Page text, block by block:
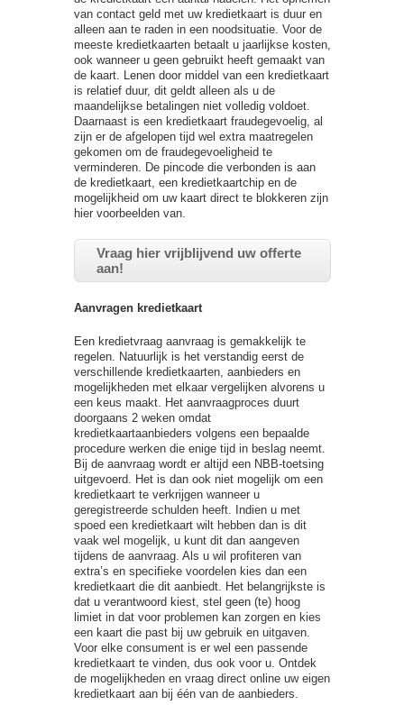
van contact geld met uw kredietkaart is duur en
alleen aan te raden in een noodsituatie. Voor de
meeste kredietkaarten betaalt u jaarlijkse kosten,
ook wanneer u geen gebruikt heeft gemaakt van
de kaart. Lenen door middel van een kredietkaart
is relatief duur, dit geldt alleen als u de
maandelijkse betalingen niet volledig voldoet.
Daarnaast is een kredietkaart fraudegevoelig, al
zijn er de afgelopen tijd wel extra maatregelen
gekomen om de fraudegevoeligheid te
verminderen. De pincode die verbonden is aan
de kredietkaart, een kredietkaartchip en de
mogelijkheid om uw kaart direct te blokkeren zijn
hier voorbeelden van.
Vraag hier vrijblijvend uw offerte
aan!
Aanvragen kredietkaart
Een kredietvraag aanvraag is gemakkelijk te
regelen. Natuurlijk is het verstandig eerst de
verschillende kredietkaarten, aanbieders en
mogelijkheden met elkaar vergelijken alvorens u
een keus maakt. Het aanvraagproces duurt
doorgaans 2 weken omdat
kredietkaartaanbieders volgens een bepaalde
procedure werken die enige tijd in beslag neemt.
Bij de aanvraag wordt er altijd een NBB-toetsing
uitgevoerd. Het is dan ook niet mogelijk om een
kredietkaart te verkrijgen wanneer u
geregistreerde schulden heeft. Indien u met
spoed een kredietkaart wilt hebben dan is dit
vaak wel mogelijk, u kunt dit dan aangeven
tijdens de aanvraag. Als u wil profiteren van
extra’s en specifieke voordelen kies dan een
kredietkaart die dit aanbiedt. Het belangrijkste is
dat u verantwoord kiest, stel geen (te) hoog
limiet in dat voor problemen kan zorgen en kies
een kaart die past bij uw gebruik en uitgaven.
Voor elke consument is er wel een passende
kredietkaart te vinden, dus ook voor u. Ontdek
de mogelijkheden en vraag direct online uw eigen
kredietkaart aan bij één van de aanbieders.